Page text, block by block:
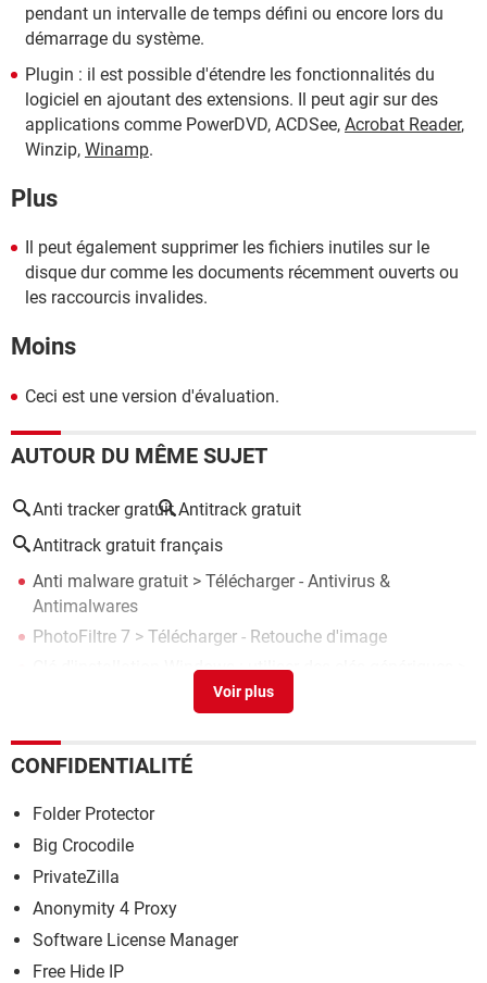
pendant un intervalle de temps défini ou encore lors du
démarrage du système.
Plugin : il est possible d'étendre les fonctionnalités du
logiciel en ajoutant des extensions. Il peut agir sur des
applications comme PowerDVD, ACDSee, Acrobat Reader,
Winzip, Winamp.
Plus
Il peut également supprimer les fichiers inutiles sur le
disque dur comme les documents récemment ouverts ou
les raccourcis invalides.
Moins
Ceci est une version d'évaluation.
AUTOUR DU MÊME SUJET
Anti tracker gratuit Antitrack gratuit
Antitrack gratuit français
Anti malware gratuit > Télécharger - Antivirus &
Antimalwares
PhotoFiltre 7 > Télécharger - Retouche d'image
Clé d'installation Windows : utiliser des clés génériques
Word, Excel, Office : les meilleurs équivalents gratuits
Guide
CONFIDENTIALITÉ
Folder Protector
Big Crocodile
PrivateZilla
Anonymity 4 Proxy
Software License Manager
Free Hide IP